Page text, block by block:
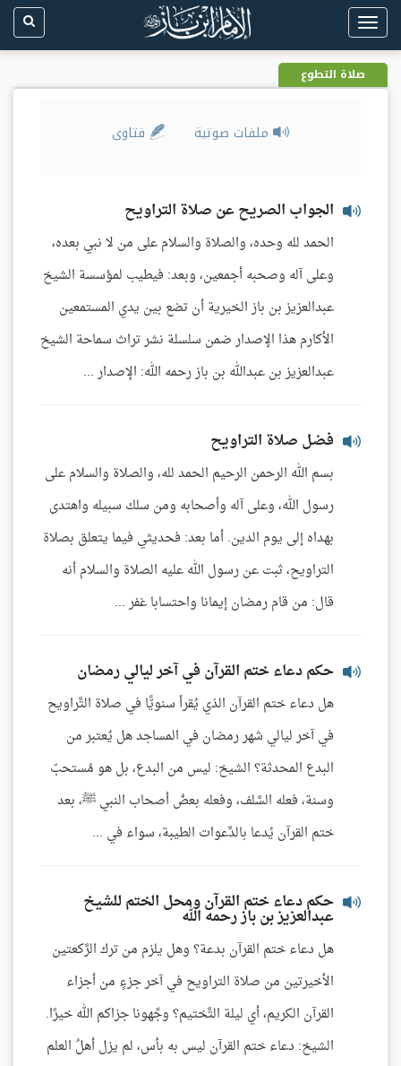
Toggle
navigation
صلاة التطوع
ملفات صوتية فتاوى
الجواب الصريح عن صلاة التراويح
الحمد لله وحده، والصلاة والسلام على من لا نبي بعده،
وعلى آله وصحبه أجمعين، وبعد: فيطيب لمؤسسة الشيخ
عبدالعزيز بن باز الخيرية أن تضع بين يدي المستمعين
الأكارم هذا الإصدار ضمن سلسلة نشر تراث سماحة الشيخ
عبدالعزيز بن عبدالله بن باز رحمه الله: الإصدار ...
فضل صلاة التراويح
بسم الله الرحمن الرحيم الحمد لله، والصلاة والسلام على
رسول الله، وعلى آله وأصحابه ومن سلك سبيله واهتدى
بهداه إلى يوم الدين. أما بعد: فحديثي فيما يتعلق بصلاة
التراويح، ثبت عن رسول الله عليه الصلاة والسلام أنه
قال: من قام رمضان إيمانا واحتسابا غفر ...
حكم دعاء ختم القرآن في آخر ليالي رمضان
هل دعاء ختم القرآن الذي يُقرأ سنويًّا في صلاة التَّراويح
في آخر ليالي شهر رمضان في المساجد هل يُعتبر من
البدع المحدثة؟ الشيخ: ليس من البدع، بل هو مُستحبّ
وسنة، فعله السَّلف، وفعله بعضُ أصحاب النبي ﷺ، بعد
ختم القرآن يُدعا بالدَّعوات الطيبة، سواء في ...
حكم دعاء ختم القرآن ومحل الختم للشيخ
عبدالعزيز بن باز رحمه الله
هل دعاء ختم القرآن بدعة؟ وهل يلزم من ترك الرَّكعتين
الأخيرتين من صلاة التراويح في آخر جزءٍ من أجزاء
القرآن الكريم، أي ليلة التَّختيم؟ وجِّهونا جزاكم الله خيرًا.
الشيخ: دعاء ختم القرآن ليس به بأس، لم يزل أهلُ العلم